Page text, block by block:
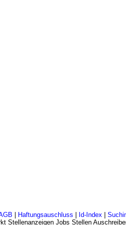
Haftungsauschluss Id-Index|
Stellenanzeigen Jobs Stellen